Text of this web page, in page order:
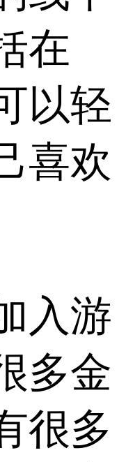
在
以轻
喜欢
入游
多金
很多